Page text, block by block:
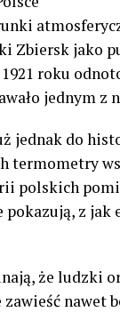
Zbiersk jako
roku
jednym
jednak do
termometry
polskich
z jak
że ludzki
nawet